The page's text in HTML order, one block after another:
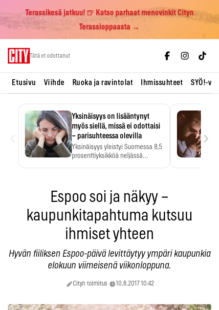
Terassikesä jatkuu! 🍺 Katso parhaat menovinkit Cityn
Terassioppaasta →
Tätä et odottanut
Etusivu Viihde Ruoka ja ravintolat Ihmissuhteet SYÖ!-
Yksinäisyys on lisääntynyt
myös siellä, missä ei odottaisi
– parisuhteessa olevilla
Yksinäisyys yleistyi Suomessa 8,5
prosenttiyksikköä neljässä
›
Espoo soi ja näkyy –
kaupunkitapahtuma kutsuu
ihmiset yhteen
Hyvän fiiliksen Espoo-päivä levittäytyy ympäri kaupunkia
elokuun viimeisenä viikonloppuna.
Cityn toimitus 10.8.2017 10:42